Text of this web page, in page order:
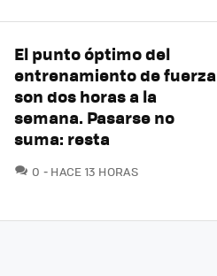
El punto óptimo del
entrenamiento de fuerza
son dos horas a la
semana. Pasarse no
suma: resta
0 COMENTARIOS
HACE 13 HORAS